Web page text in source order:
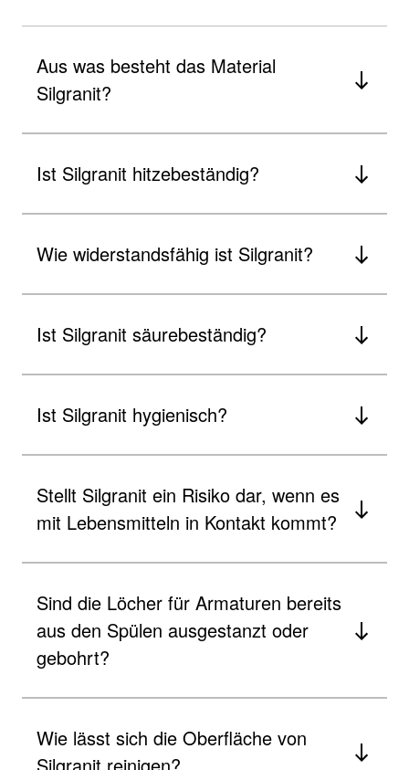
Aus was besteht das Material
Silgranit?
Ist Silgranit hitzebeständig?
Wie widerstandsfähig ist Silgranit?
Ist Silgranit säurebeständig?
Ist Silgranit hygienisch?
Stellt Silgranit ein Risiko dar, wenn es
mit Lebensmitteln in Kontakt kommt?
Sind die Löcher für Armaturen bereits
aus den Spülen ausgestanzt oder
gebohrt?
Wie lässt sich die Oberfläche von